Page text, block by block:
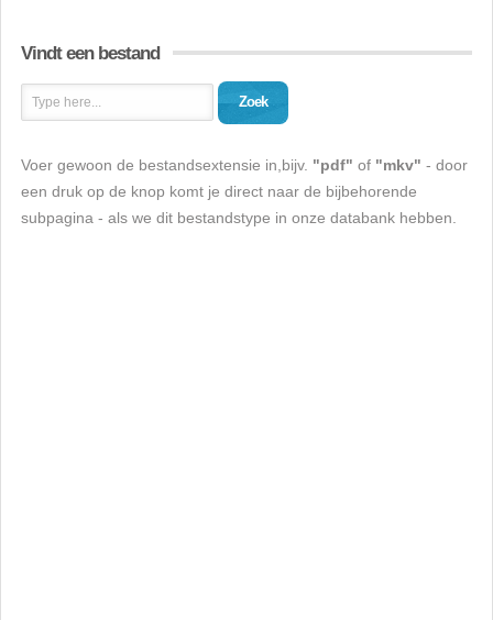
Vindt een bestand
Zoek
Voer gewoon de bestandsextensie in,bijv. "pdf" of "mkv" - door
een druk op de knop komt je direct naar de bijbehorende
subpagina - als we dit bestandstype in onze databank hebben.